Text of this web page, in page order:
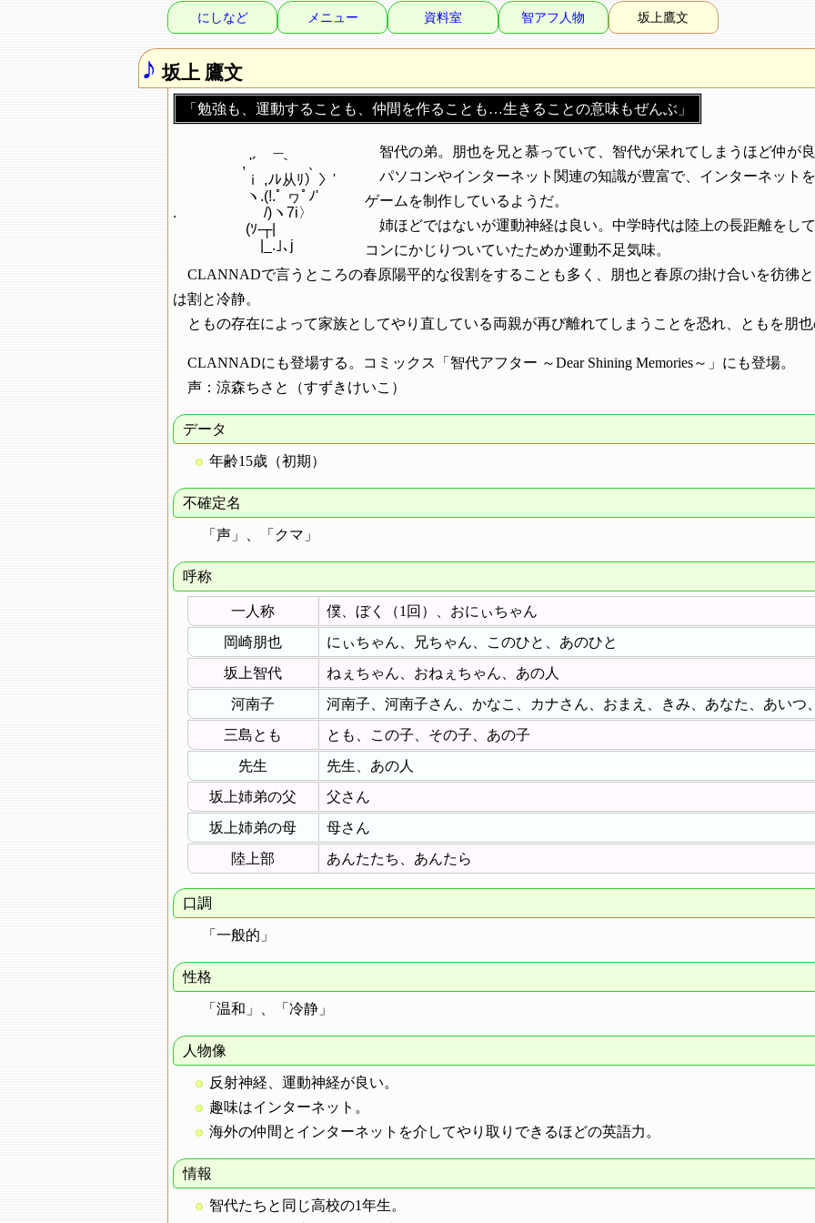
にしなど メニュー 資料室 智アフ人物 坂上鷹文
♪ 坂上 鷹文
「勉強も、運動することも、仲間を作ることも…生きることの意味もぜんぶ」
, '´ 　 ｀ゝ、
ｉ ,ﾉﾚ从ﾘ）〉'
ヽ.(!.ﾟ ヮﾟﾉ'
.　　　　　　/)ヽ7i〉
(ｿ‐┬|
智代の弟。朋也を兄と慕っていて、智代が呆れてしまうほど仲が
パソコンやインターネット関連の知識が豊富で、インターネット
ゲームを制作しているようだ。
姉ほどではないが運動神経は良い。中学時代は陸上の長距離をし
コンにかじりついていたためか運動不足気味。
CLANNADで言うところの春原陽平的な役割をすることも多く、朋也と春原の掛け合いを彷彿
は割と冷静。
ともの存在によって家族としてやり直している両親が再び離れてしまうことを恐れ、ともを朋
CLANNADにも登場する。コミックス「智代アフター ～Dear Shining Memories～」にも登場。
声：涼森ちさと（すずきけいこ）
データ
年齢15歳（初期）
不確定名
「声」、「クマ」
呼称
一人称
僕、ぼく（1回）、おにぃちゃん
岡崎朋也
にぃちゃん、兄ちゃん、このひと、あのひと
坂上智代
ねぇちゃん、おねぇちゃん、あの人
河南子
河南子、河南子さん、かなこ、カナさん、おまえ、きみ、あなた、あいつ
三島とも
とも、この子、その子、あの子
先生
先生、あの人
坂上姉弟の父
父さん
坂上姉弟の母
母さん
陸上部
あんたたち、あんたら
口調
「一般的」
性格
「温和」、「冷静」
人物像
反射神経、運動神経が良い。
趣味はインターネット。
海外の仲間とインターネットを介してやり取りできるほどの英語力。
情報
智代たちと同じ高校の1年生。